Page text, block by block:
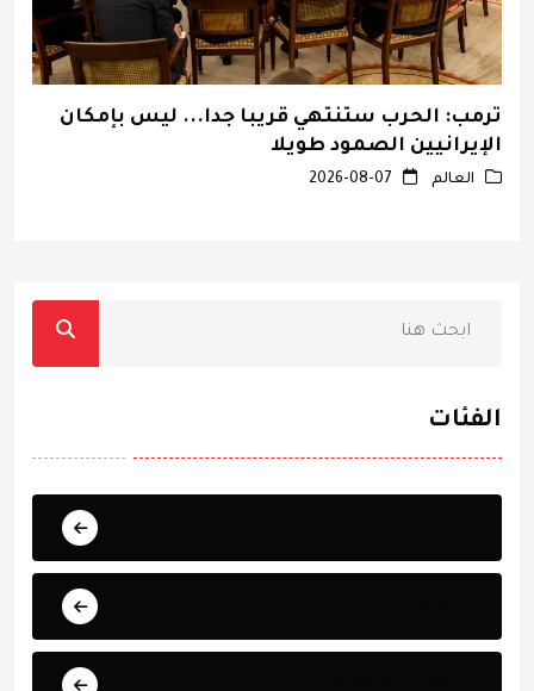
ترمب: الحرب ستنتهي قريبا جدا... ليس بإمكان
الإيرانيين الصمود طويلا
العالم
الفئات